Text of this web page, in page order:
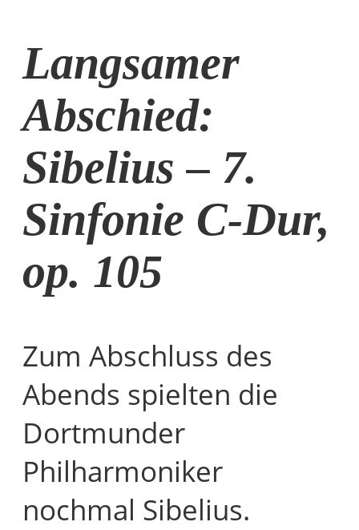
Langsamer
Abschied:
Sibelius – 7.
Sinfonie C-Dur,
op. 105
Zum Abschluss des
Abends spielten die
Dortmunder
Philharmoniker
nochmal Sibelius.